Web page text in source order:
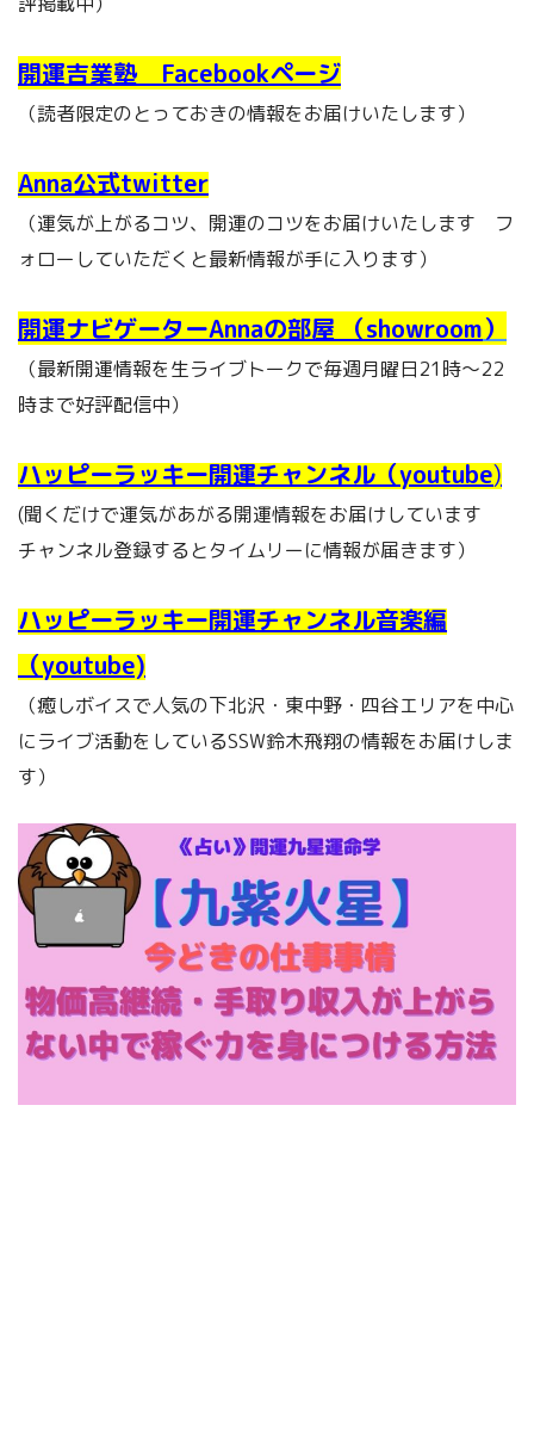
開運吉業塾 Facebookページ
（読者限定のとっておきの情報をお届けいたします）
Anna公式twitter
（運気が上がるコツ、開運のコツをお届けいたします フ
ォローしていただくと最新情報が手に入ります）
開運ナビゲーターAnnaの部屋 （showroom）
（最新開運情報を生ライブトークで毎週月曜日21時～22
時まで好評配信中）
ハッピーラッキー開運チャンネル（youtube)
(聞くだけで運気があがる開運情報をお届けしています
チャンネル登録するとタイムリーに情報が届きます）
ハッピーラッキー開運チャンネル音楽編
（youtube)
（癒しボイスで人気の下北沢・東中野・四谷エリアを中心
にライブ活動をしているSSW鈴木飛翔の情報をお届けしま
す）